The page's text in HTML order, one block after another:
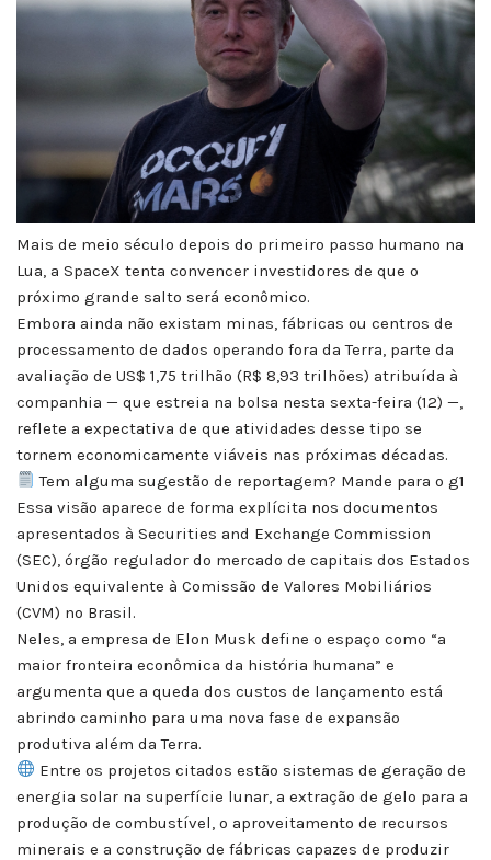
Mais de meio século depois do primeiro passo humano na
Lua, a SpaceX tenta convencer investidores de que o
próximo grande salto será econômico.
Embora ainda não existam minas, fábricas ou centros de
processamento de dados operando fora da Terra, parte da
avaliação de US$ 1,75 trilhão (R$ 8,93 trilhões) atribuída à
companhia — que estreia na bolsa nesta sexta-feira (12) —,
reflete a expectativa de que atividades desse tipo se
tornem economicamente viáveis nas próximas décadas.
Tem alguma sugestão de reportagem? Mande para o g1
Essa visão aparece de forma explícita nos documentos
apresentados à Securities and Exchange Commission
(SEC), órgão regulador do mercado de capitais dos Estados
Unidos equivalente à Comissão de Valores Mobiliários
(CVM) no Brasil.
Neles, a empresa de Elon Musk define o espaço como “a
maior fronteira econômica da história humana” e
argumenta que a queda dos custos de lançamento está
abrindo caminho para uma nova fase de expansão
produtiva além da Terra.
Entre os projetos citados estão sistemas de geração de
energia solar na superfície lunar, a extração de gelo para a
produção de combustível, o aproveitamento de recursos
minerais e a construção de fábricas capazes de produzir